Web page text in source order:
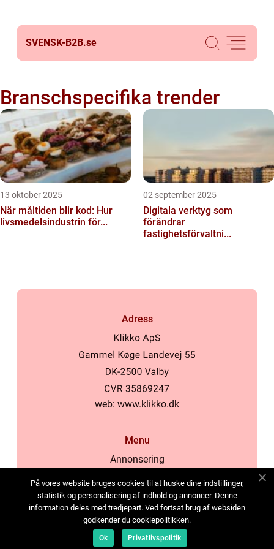
SVENSK-B2B.se
Branschspecifika trender
13 oktober 2025
När måltiden blir kod: Hur
livsmedelsindustrin för...
02 september 2025
Digitala verktyg som
förändrar
fastighetsförvaltni...
Adress
web: www.klikko.dk
Menu
Annonsering
Cookies
Kontakta oss
Sitemap
På vores website bruges cookies til at huske dine indstillinger,
statistik og personalisering af indhold og annoncer. Denne
information deles med tredjepart. Ved fortsat brug af websiden
godkender du cookiepolitikken.
Ok Privatlivspolitik